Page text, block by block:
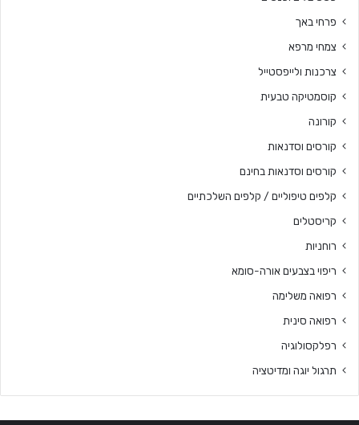
פרחי באך
צמחי מרפא
צרכנות ולייפסטייל
קוסמטיקה טבעית
קורונה
קורסים וסדנאות
קורסים וסדנאות בחינם
קלפים טיפוליים / קלפים השלכתיים
קריסטלים
רוחניות
ריפוי בצבעים אורה-סומא
רפואה משלימה
רפואה סינית
רפלקסולוגיה
תרגול יוגה ומדיטציה